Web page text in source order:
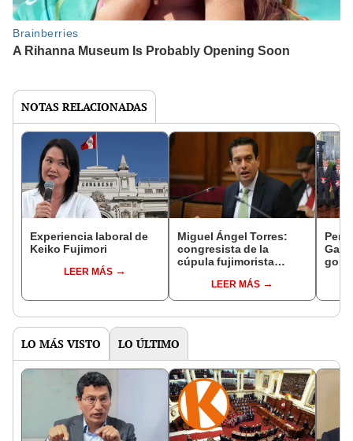
NOTAS RELACIONADAS
Experiencia laboral de
Keiko Fujimori
LEER MÁS
Miguel Ángel Torres:
congresista de la
cúpula fujimorista
del SenadoLEER MÁS
LO MÁS VISTO LO ÚLTIMO